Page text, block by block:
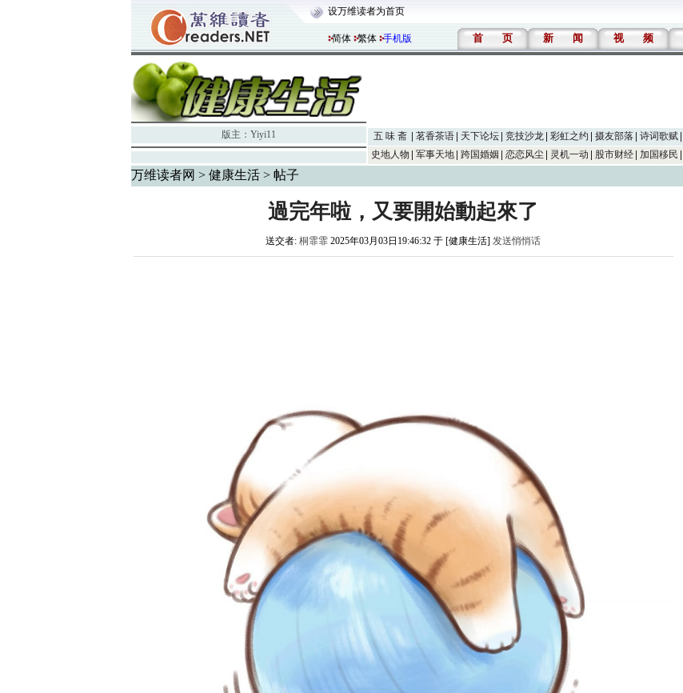
设万维读者为首页
简体 繁体 手机版 首 页 新 闻 视 频
版主： Yiyi11 五 味 斋 茗香茶语 天下论坛 竞技沙龙 彩虹之约 摄友部落 诗词歌赋
史地人物
军事天地 跨国婚姻 恋恋风尘 灵机一动 股市财经 加国移民
万维读者网 > 健康生活> 帖子
過完年啦，又要開始動起來了
送交者: 桐霏霏 2025年03月03日19:46:32 于 [健康生活] 发送悄悄话